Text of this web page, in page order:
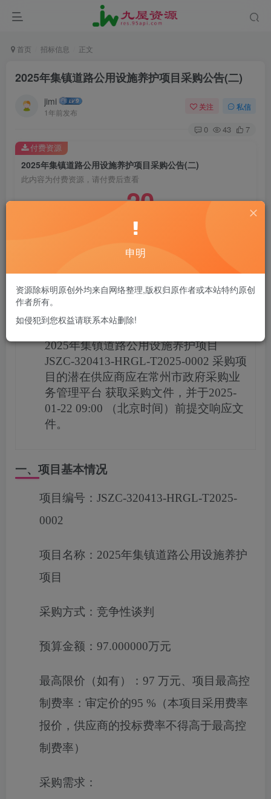
首页 招标信息 正文
2025年集镇道路公用设施养护项目采购公告(二)
jimi
1年前发布
关注 私信
0 43 7
2025年集镇道路公用设施养护项目采购公告(二)
此内容为付费资源，请付费后查看
20
立即购买
您当前未登录！建议登陆后购买，可保存购买订单
付费资源
项目概况
2025年集镇道路公用设施养护项目
JSZC-320413-HRGL-T2025-0002 采购项
目的潜在供应商应在常州市政府采购业
务管理平台 获取采购文件，并于2025-
01-22 09:00 （北京时间）前提交响应文
件。
一、项目基本情况
项目编号： JSZC-320413-HRGL-T2025-
0002
项目名称： 2025年集镇道路公用设施养护
项目
采购方式： 竞争性谈判
预算金额： 97.000000万元
最高限价（如有）： 97 万元、项目最高控
制费率：审定价的95 %（本项目采用费率
报价，供应商的投标费率不得高于最高控
制费率）
采购需求：
申明
资源除标明原创外均来自网络整理,版权归原作者或本站特约原创
作者所有。
如侵犯到您权益请联系本站删除!